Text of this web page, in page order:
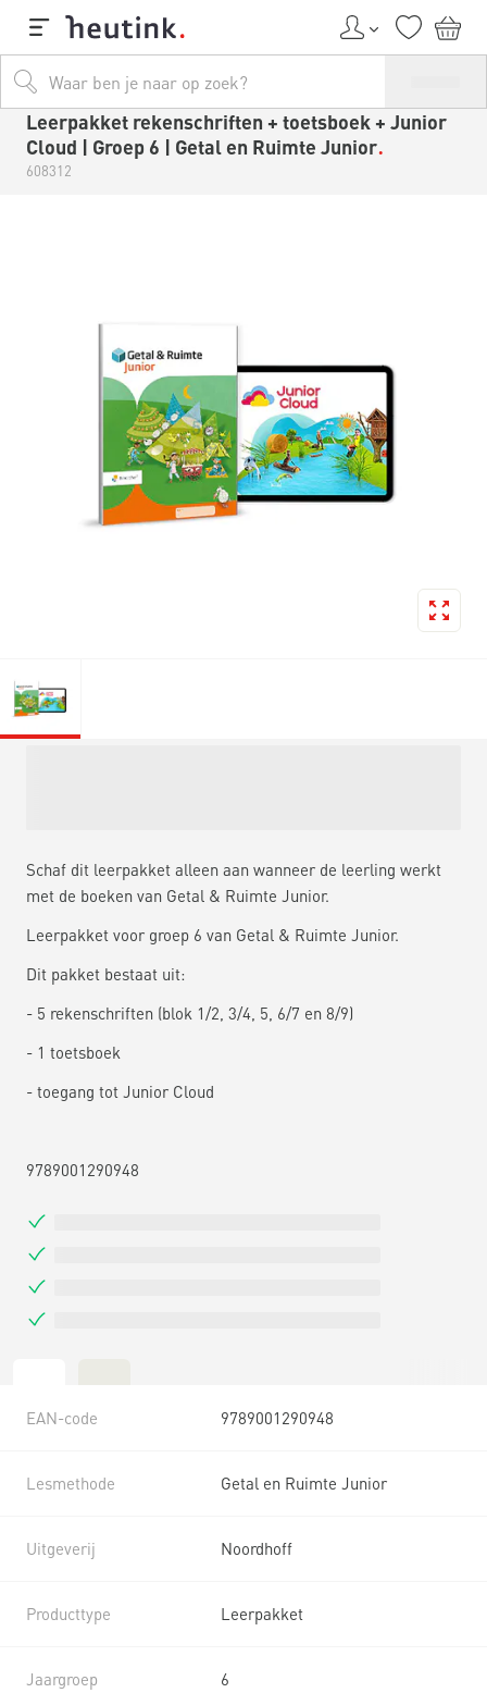
Leerpakket rekenschriften + toetsboek + Junior
Cloud | Groep 6 | Getal en Ruimte Junior
608312
Schaf dit leerpakket alleen aan wanneer de leerling werkt
met de boeken van Getal & Ruimte Junior.
Leerpakket voor groep 6 van Getal & Ruimte Junior.
Dit pakket bestaat uit:
- 5 rekenschriften (blok 1/2, 3/4, 5, 6/7 en 8/9)
- 1 toetsboek
- toegang tot Junior Cloud
9789001290948
EAN-code 9789001290948
Lesmethode Getal en Ruimte Junior
Uitgeverij Noordhoff
Producttype Leerpakket
Jaargroep 6